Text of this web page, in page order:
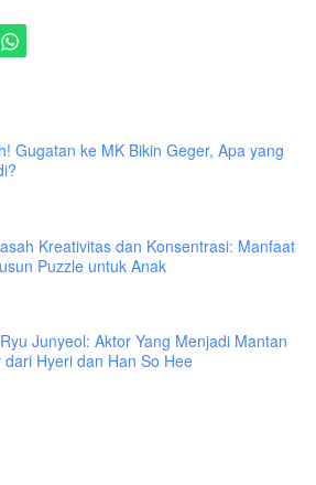
Gugatan ke MK Bikin Geger, Apa yang
Kreativitas dan Konsentrasi: Manfaat
Puzzle untuk Anak
Junyeol: Aktor Yang Menjadi Mantan
dari Hyeri dan Han So Hee